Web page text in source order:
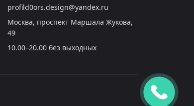
profild0ors.design@yandex.ru
Москва, проспект Маршала Жукова,
49
10.00–20.00 без выходных